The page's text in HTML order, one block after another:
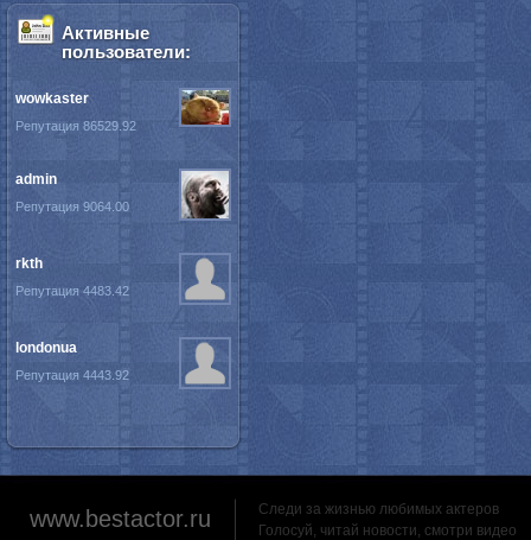
Активные
пользователи:
wowkaster
Репутация 86529.92
admin
Репутация 9064.00
rkth
Репутация 4483.42
londonua
Репутация 4443.92
www.bestactor.ru
Следи за жизнью любимых актеров
Голосуй, читай новости, смотри видео